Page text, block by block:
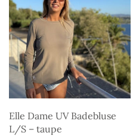
Elle Dame UV Badebluse
L/S – taupe